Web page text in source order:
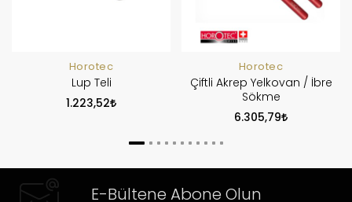
Horotec
Lup Teli
1.223,52
Horotec
Çiftli Akrep Yelkovan / İbre
Sökme
6.305,79
E-Bültene Abone Olun